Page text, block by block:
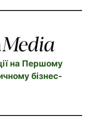
на Першому
бізнес-